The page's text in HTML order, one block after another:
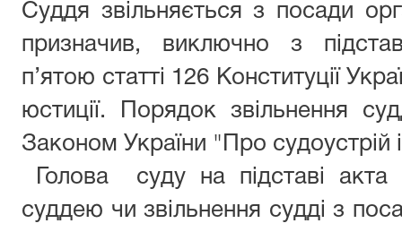
Суддя звільняється з посади
призначив, виключно з
п’ятою статті 126 Конституції
юстиції. Порядок звільнення
Законом України "Про судоустрій
Голова
суду на підставі
суддею чи звільнення судді з